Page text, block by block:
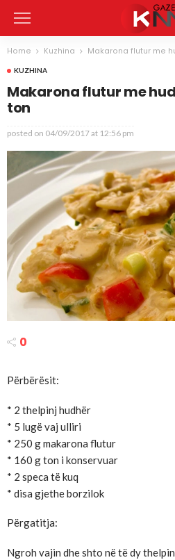
Home Kuzhina Makarona flutur me
KUZHINA
Makarona flutur me
ton
posted on 04/09/2017 at 12:56 pm
0
Përbërësit:
* 2 thelpinj hudhër
* 5 lugë vaj ulliri
* 250 g makarona flutur
* 160 g ton i konservuar
* 2 speca të kuq
* disa gjethe borzilok
Përgatitja:
Ngroh vajin dhe shto në të dy